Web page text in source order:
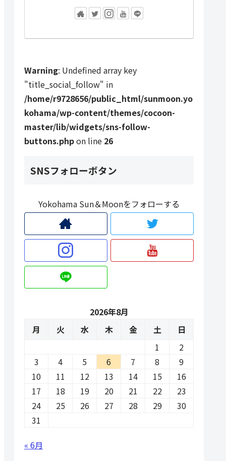
Warning: Undefined array key
"title_social_follow" in
/home/r9728656/public_html/sunmoon.yo
kohama/wp-content/themes/cocoon-
master/lib/widgets/sns-follow-
buttons.phpon line 26
SNSフォローボタン
Yokohama Sun＆Moonをフォローする
2026年8月
月
火 水 木 金 土
日
1
2
3
4 5 6 7 8
9
10
11 12 13 14 15
16
17
18 19 20 21 22
23
24
25 26 27 28 29
30
31
« 6月